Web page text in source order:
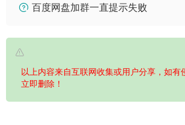
百度网盘加群一直提示失败
以上内容来自互联网收集或用户分享，如有
立即删除！